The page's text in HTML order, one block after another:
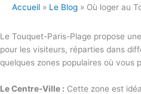
Accueil
Le Blog Où loger au
Le Touquet-Paris-Plage propose
pour les visiteurs, réparties dans
quelques zones populaires où vous
Le Centre-Ville : Cette zone est
r